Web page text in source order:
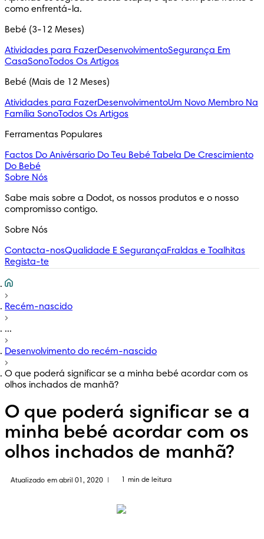
como enfrentá-la.
Bebé (3-12 Meses)
Atividades para FazerDesenvolvimentoSegurança Em
CasaSonoTodos Os Artigos
Bebé (Mais de 12 Meses)
Atividades para FazerDesenvolvimentoUm Novo Membro Na
Família SonoTodos Os Artigos
Ferramentas Populares
Factos Do Anivérsario Do Teu Bebé Tabela De Crescimiento
Do Bebé
Sobre Nós
Sabe mais sobre a Dodot, os nossos produtos e o nosso
compromisso contigo.
Sobre Nós
Contacta-nosQualidade E SegurançaFraldas e Toalhitas
Regista-te
Recém-nascido
...
Desenvolvimento do recém-nascido
O que poderá significar se a minha bebé acordar com os
olhos inchados de manhã?
O que poderá significar se a
minha bebé acordar com os
olhos inchados de manhã?
Atualizado em abril 01, 2020 1 min de leitura